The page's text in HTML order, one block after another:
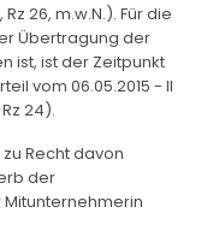
Rz 26, m.w.N.). Für die
Übertragung der
ist, ist der Zeitpunkt
vom 06.05.2015 - II
Rz 24).
Recht davon
der